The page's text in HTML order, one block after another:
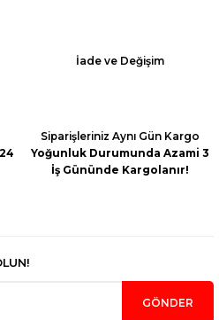
İade ve Değişim
Siparişleriniz Aynı Gün Kargo
Yoğunluk Durumunda Azami 3
İş Gününde Kargolanır!
GÖNDER